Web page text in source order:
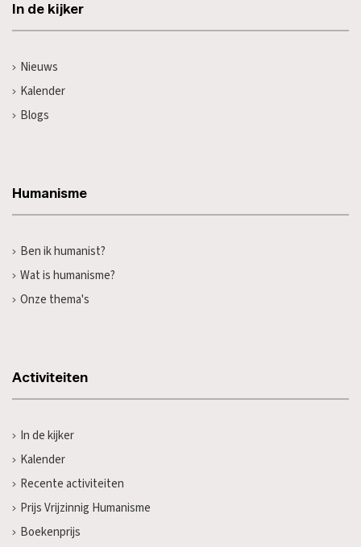
In de kijker
Nieuws
Kalender
Blogs
Humanisme
Ben ik humanist?
Wat is humanisme?
Onze thema's
Activiteiten
In de kijker
Kalender
Recente activiteiten
Prijs Vrijzinnig Humanisme
Boekenprijs